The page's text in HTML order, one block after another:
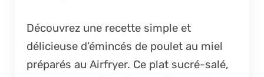
Découvrez une recette simple et
délicieuse d’émincés de poulet au miel
préparés au Airfryer. Ce plat sucré-salé,